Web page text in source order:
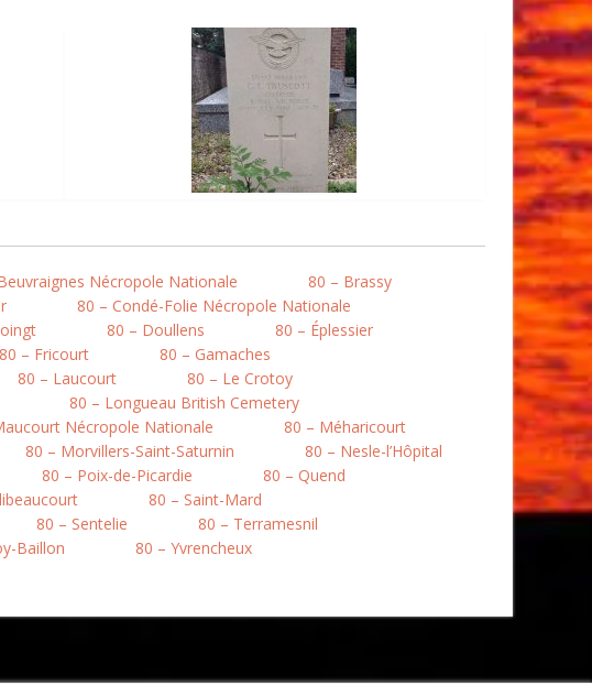
Nécropole Nationale
80 – Brassy
80 – Condé-Folie Nécropole Nationale
80 – Doullens
80 – Éplessier
80 – Fricourt
80 – Gamaches
80 – Laucourt
80 – Le Crotoy
80 – Longueau British Cemetery
Nécropole Nationale
80 – Méharicourt
80 – Morvillers-Saint-Saturnin
80 – Nesle-l’Hôpital
80 – Poix-de-Picardie
80 – Quend
80 – Saint-Mard
80 – Sentelie
80 – Terramesnil
Baillon 80 – Yvrencheux